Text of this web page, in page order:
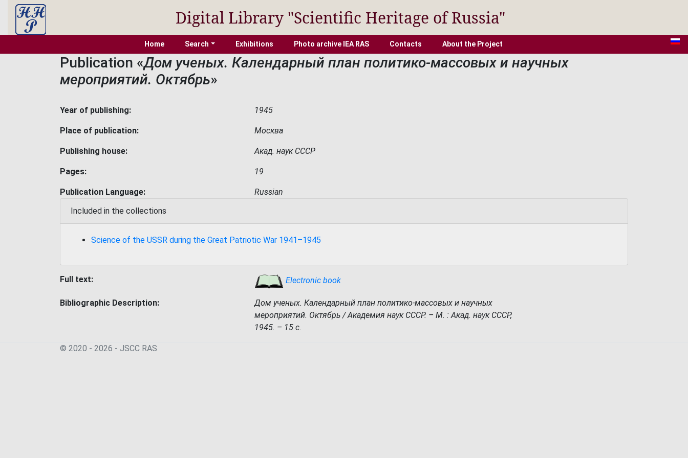
Digital Library "Scientific Heritage of Russia"
Home Search Exhibitions Photo archive IEA RAS Contacts About the Project
Publication «Дом ученых. Календарный план политико-массовых и научных
мероприятий. Октябрь»
Year of publishing: 1945
Place of publication: Москва
Publishing house: Акад. наук СССР
Pages: 19
Publication Language:
Russian
Included in the collections
Science of the USSR during the Great Patriotic War 1941–1945
Full text: Electronic book
Bibliographic Description:
Дом ученых. Календарный план политико-массовых и научных
мероприятий. Октябрь / Академия наук СССР. – М. : Акад. наук СССР,
1945. – 15 с.
© 2020 - 2026 - JSСC RAS